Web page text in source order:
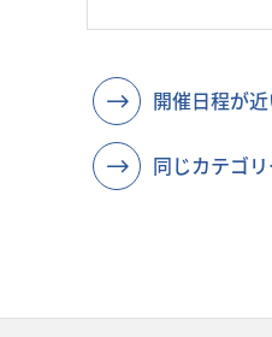
開催日程が
同じカテゴ